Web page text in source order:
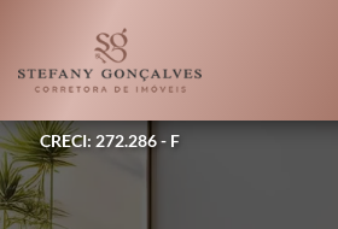
CRECI: 272.286 - F